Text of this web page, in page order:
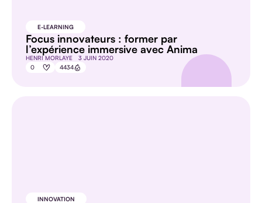
E-LEARNING
Focus innovateurs : former par
l’expérience immersive avec Anima
HENRI MORLAYE
3 JUIN 2020
0
4434
INNOVATION